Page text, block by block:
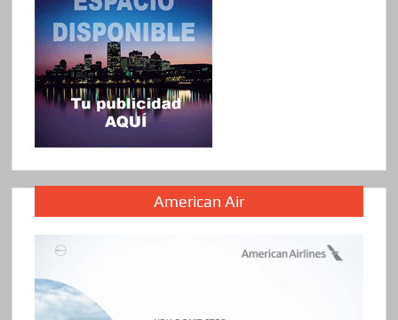
American Air